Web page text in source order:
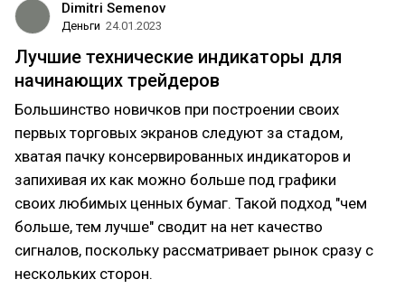
Dimitri Semenov
Деньги 24.01.2023
Лучшие технические индикаторы для
начинающих трейдеров
Большинство новичков при построении своих
первых торговых экранов следуют за стадом,
хватая пачку консервированных индикаторов и
запихивая их как можно больше под графики
своих любимых ценных бумаг. Такой подход "чем
больше, тем лучше" сводит на нет качество
сигналов, поскольку рассматривает рынок сразу с
нескольких сторон.